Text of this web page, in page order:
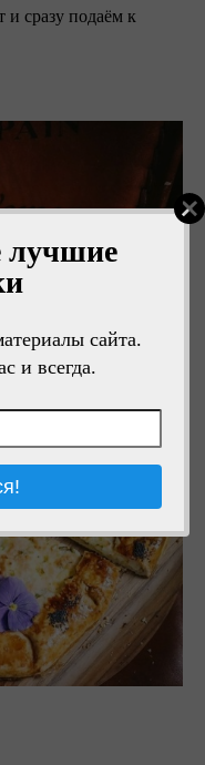
лучшие
сайта.
и всегда.
сразу подаём к